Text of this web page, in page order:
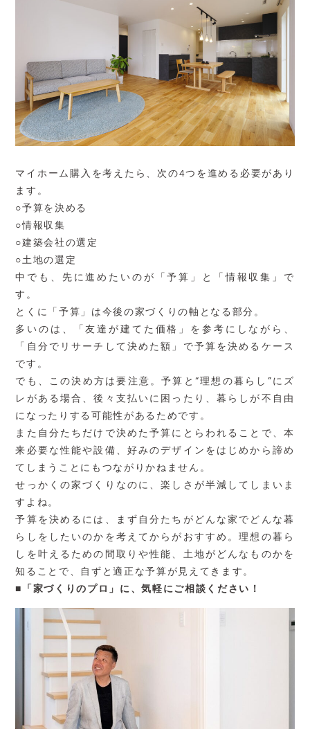
マイホーム購入を考えたら、次の4つを進める必要があり
ます。
○予算を決める
○情報収集
○建築会社の選定
○ 土地の選定
中でも、先に進めたいのが「予算」と「情報収集」で
す。
とくに「予算」は今後の家づくりの軸となる部分。
多いのは、「友達が建てた価格」を参考にしながら、
「自分でリサーチして決めた額」で予算を決めるケース
です。
でも、この決め方は要注意。予算と “理想の暮らし ” にズ
レがある場合、後々支払いに困ったり、暮らしが不自由
になったりする可能性があるためです。
また自分たちだけで決めた予算にとらわれることで、本
来必要な性能や設備、好みのデザインをはじめから諦め
てしまうことにもつながりかねません。
せっかくの家づくりなのに、楽しさが半減してしまいま
すよね。
予算を決めるには、まず自分たちがどんな家でどんな暮
らしをしたいのかを考えてからがおすすめ。理想の暮ら
しを叶えるための間取りや性能、土地がどんなものかを
知ることで、自ずと適正な予算が見えてきます。
■
「家づくりのプロ」に、気軽にご相談ください！